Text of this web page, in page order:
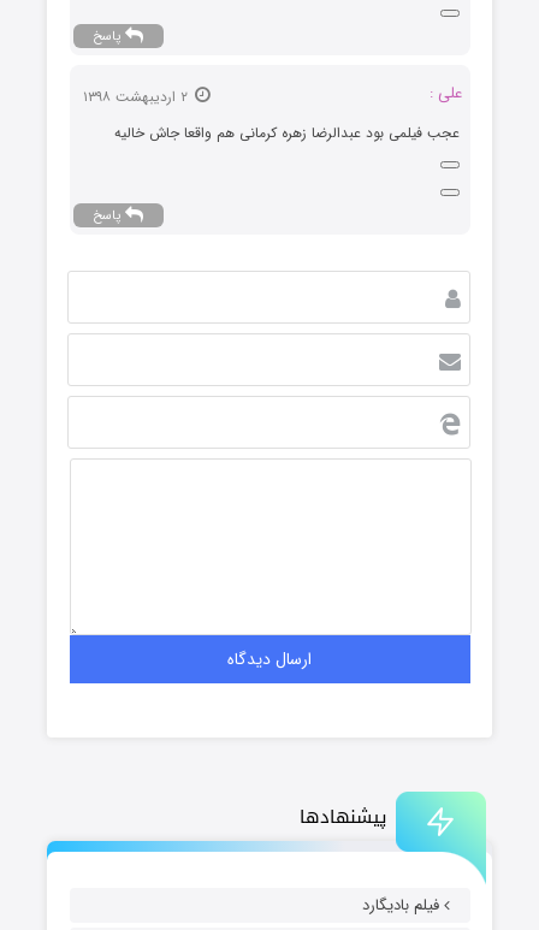
پیشنهادها
فیلم بادیگارد
پاسخ
علی :
۲ اردیبهشت ۱۳۹۸
عجب فیلمی بود عبدالرضا زهره کرمانی هم واقعا جاش خالیه
پاسخ